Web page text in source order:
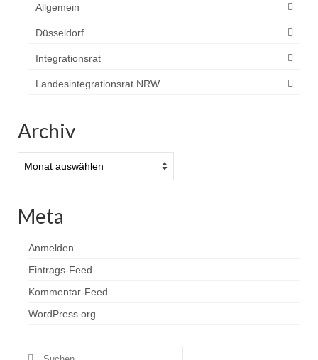
Allgemein
Düsseldorf
Integrationsrat
Landesintegrationsrat NRW
Archiv
Meta
Anmelden
Eintrags-Feed
Kommentar-Feed
WordPress.org
Suchen